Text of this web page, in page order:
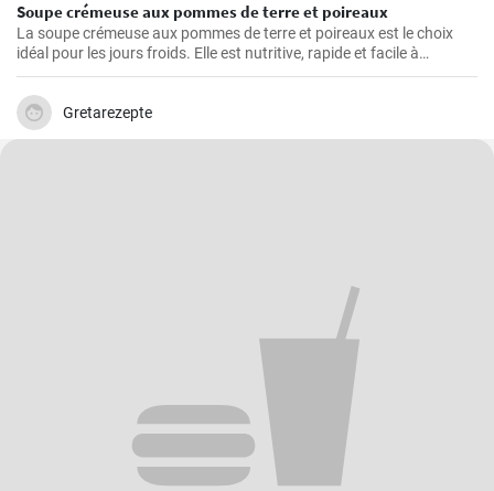
Soupe crémeuse aux pommes de terre et poireaux
La soupe crémeuse aux pommes de terre et poireaux est le choix
idéal pour les jours froids. Elle est nutritive, rapide et facile à
préparer. Elle est remplie de nutriments de légumes sains.
Gretarezepte